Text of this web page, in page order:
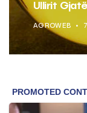
Ullirit
AGROWEB